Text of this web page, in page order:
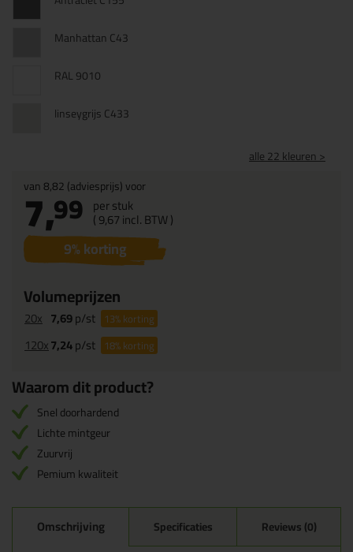
Manhattan C43
RAL 9010
linseygrijs C433
alle 22 kleuren >
van8,82(adviesprijs) voor
7,99 per stuk
(9,67incl. BTW )
9% korting
Volumeprijzen
20x 7,69p/st 13%korting
120x7,24p/st 18%korting
Waarom dit product?
Snel doorhardend
Lichte mintgeur
Zuurvrij
Pemium kwaliteit
Omschrijving Specificaties Reviews (0)